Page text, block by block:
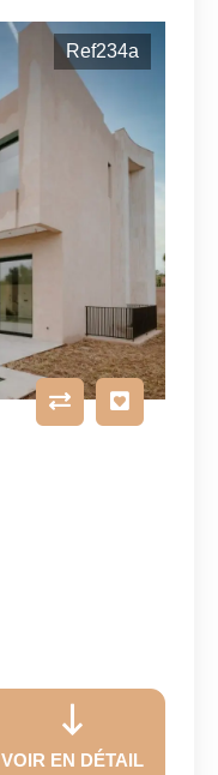
Ref234a
VOIR EN DÉTAIL